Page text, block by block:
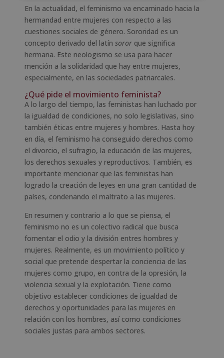
En la actualidad, el feminismo va encaminado hacia la
hermandad entre mujeres con respecto a las
cuestiones sociales de género. Sororidad es un
concepto derivado del latín soror que significa
hermana. Este neologismo se usa para hacer
mención a la solidaridad que hay entre mujeres,
especialmente, en las sociedades patriarcales.
¿Qué pide el movimiento feminista?
A lo largo del tiempo, las feministas han luchado por
la igualdad de condiciones, no solo legislativas, sino
también éticas entre mujeres y hombres. Hasta hoy
en día, el feminismo ha conseguido derechos como
el divorcio, el sufragio, la educación de las mujeres,
los derechos sexuales y reproductivos. También, es
importante mencionar que las feministas han
logrado la creación de leyes en una gran cantidad de
países, condenando el maltrato a las mujeres.
En resumen y contrario a lo que se piensa, el
feminismo no es un colectivo radical que busca
fomentar el odio y la división entres hombres y
mujeres. Realmente, es un movimiento político y
social que pretende despertar la conciencia de las
mujeres como grupo, en contra de la opresión, la
violencia sexual y la explotación. Tiene como
objetivo establecer condiciones de igualdad de
derechos y oportunidades para las mujeres en
relación con los hombres, así como condiciones
sociales justas para ambos sectores.